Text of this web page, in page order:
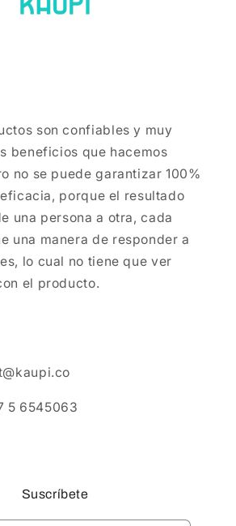
son confiables y muy
beneficios que hacemos
no se puede garantizar 100%
porque el resultado
una persona a otra, cada
una manera de responder a
lo cual no tiene que ver
el producto.
5 6545063
Suscríbete